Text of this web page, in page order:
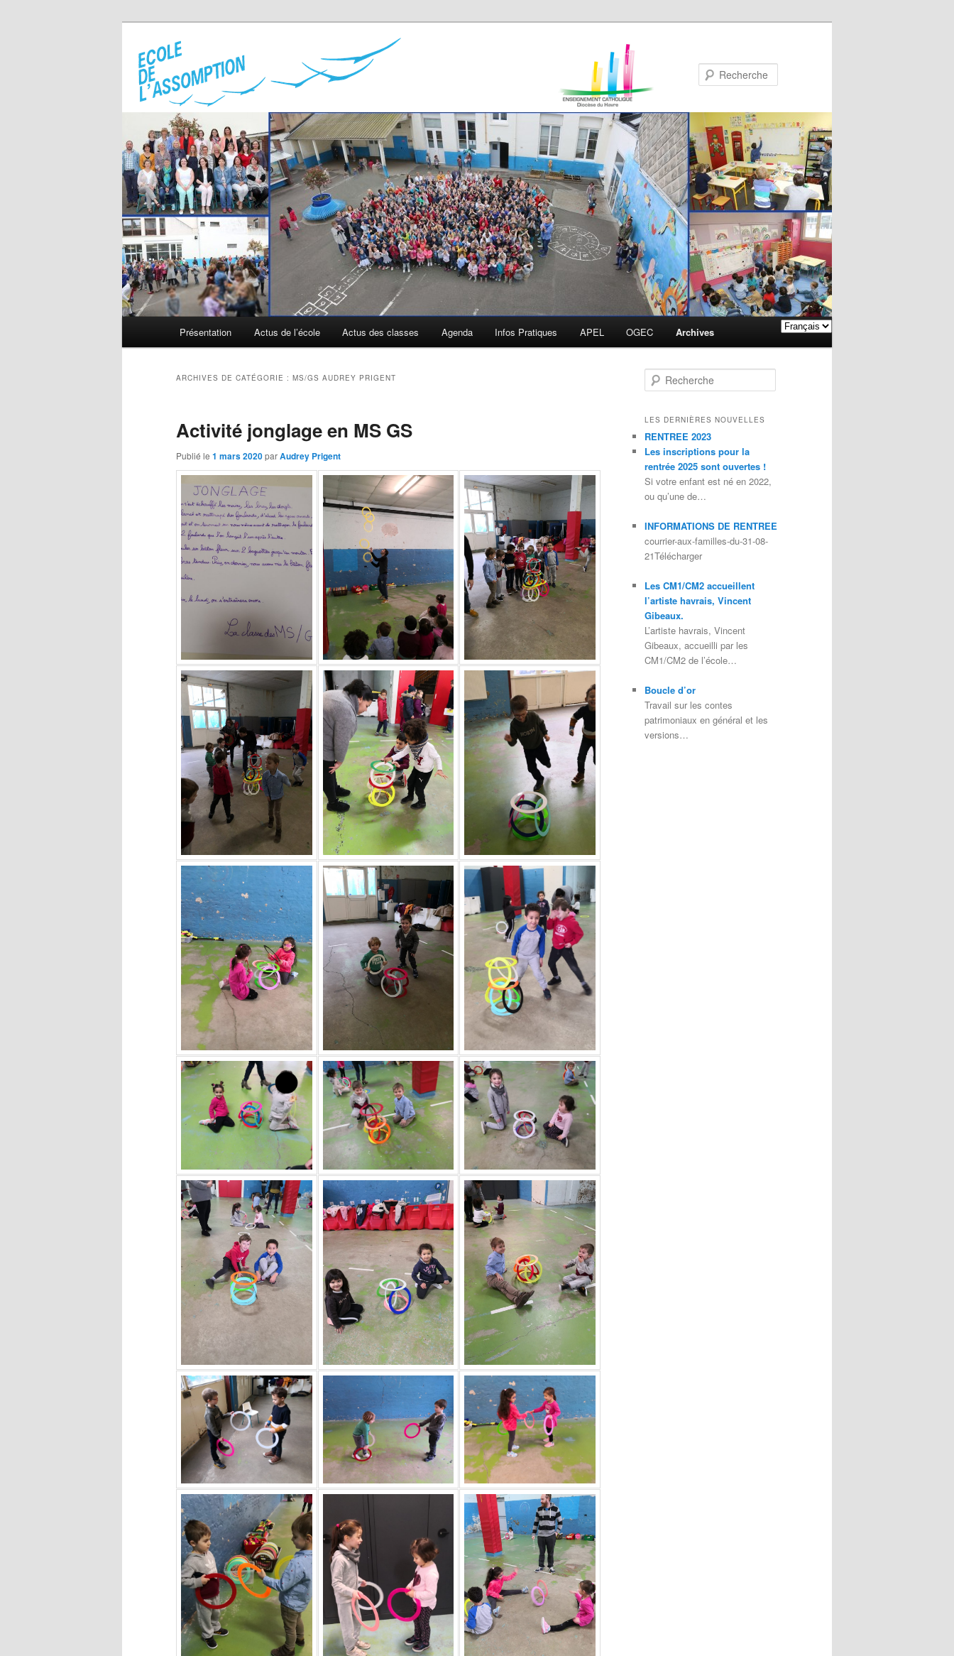
Aller au contenu principal
Aller au contenu secondaire
Présentation Actus de l’école Actus des classes Agenda Infos Pratiques APEL OGEC Archives
ARCHIVES DE CATÉGORIE : MS/GS AUDREY PRIGENT
Activité jonglage en MS GS
Publié le 1 mars 2020parAudrey Prigent
Recherche
LES DERNIÈRES NOUVELLES
RENTREE 2023
Les inscriptions pour la
rentrée 2025 sont ouvertes !
Si votre enfant est né en 2022,
ou qu’une de…
INFORMATIONS DE RENTREE
courrier-aux-familles-du-31-08-
21Télécharger
Les CM1/CM2 accueillent
l’artiste havrais, Vincent
Gibeaux.
L’artiste havrais, Vincent
Gibeaux, accueilli par les
CM1/CM2 de l’école…
Boucle d’or
Travail sur les contes
patrimoniaux en général et les
versions…